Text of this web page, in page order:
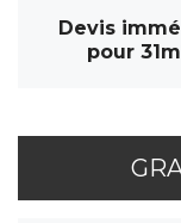
Devis
pour